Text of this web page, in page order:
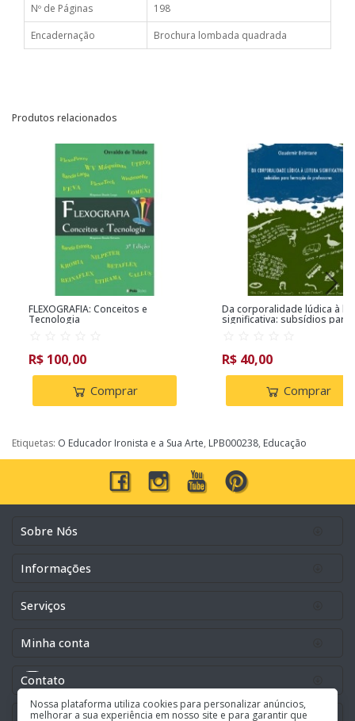
Nossa plataforma utiliza cookies para personalizar anúncios,
melhorar a sua experiência em nosso site e para garantir que
Nº de Páginas
198
Encadernação
Brochura lombada quadrada
Produtos relacionados
FLEXOGRAFIA: Conceitos e
Tecnologia
R$ 100,00
Comprar
Da corporalidade lúdica à
significativa: subsídios para
R$ 40,00
Comprar
Etiquetas: O Educador Ironista e a Sua Arte, LPB000238, Educação
Sobre Nós
Informações
Serviços
Minha conta
Contato
Buscar pela lista